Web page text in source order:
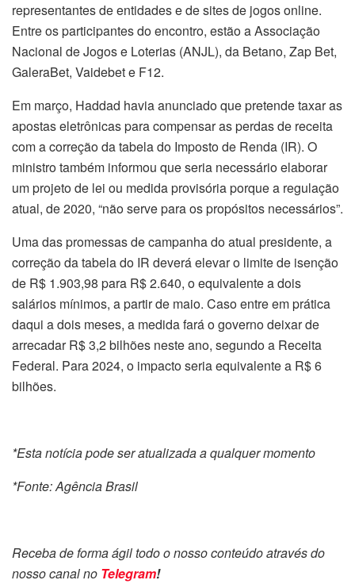
representantes de entidades e de sites de jogos online.
Entre os participantes do encontro, estão a Associação
Nacional de Jogos e Loterias (ANJL), da Betano, Zap Bet,
GaleraBet, Vaidebet e F12.
Em março, Haddad havia anunciado que pretende taxar as
apostas eletrônicas para compensar as perdas de receita
com a correção da tabela do Imposto de Renda (IR). O
ministro também informou que seria necessário elaborar
um projeto de lei ou medida provisória porque a regulação
atual, de 2020, “não serve para os propósitos necessários”.
Uma das promessas de campanha do atual presidente, a
correção da tabela do IR deverá elevar o limite de isenção
de R$ 1.903,98 para R$ 2.640, o equivalente a dois
salários mínimos, a partir de maio. Caso entre em prática
daqui a dois meses, a medida fará o governo deixar de
arrecadar R$ 3,2 bilhões neste ano, segundo a Receita
Federal. Para 2024, o impacto seria equivalente a R$ 6
bilhões.
*Esta notícia pode ser atualizada a qualquer momento
*Fonte: Agência Brasil
Receba de forma ágil todo o nosso conteúdo através do
nosso canal no Telegram!